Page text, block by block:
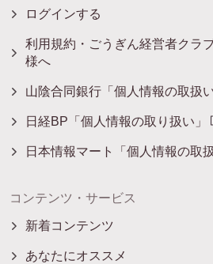
ログインする
利用規約・ごうぎん経営者クラ
様へ
山陰合同銀行「個人情報の取扱
日経BP「個人情報の取り扱い」
日本情報マート「個人情報の取
コンテンツ・サービス
新着コンテンツ
あなたにオススメ